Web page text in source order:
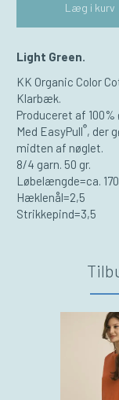
Læg i kurv
Light Green.
KK Organic Color
Klarbæk.
Produceret af
Med EasyPull®, der
midten af nøglet.
8/4 garn. 50 gr.
Løbelængde=ca.
Hæklenål=2,5
Strikkepind=3,5